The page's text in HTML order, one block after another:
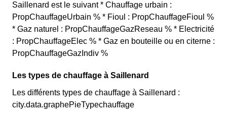
Saillenard est le suivant * Chauffage urbain :
PropChauffageUrbain % * Fioul : PropChauffageFioul %
* Gaz naturel : PropChauffageGazReseau % * Electricité
: PropChauffageElec % * Gaz en bouteille ou en citerne :
PropChauffageGazIndiv %
Les types de chauffage à Saillenard
Les différents types de chauffage à Saillenard :
city.data.graphePieTypechauffage